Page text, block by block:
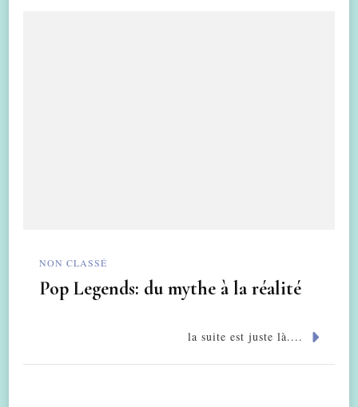
NON CLASSÉ
Pop Legends: du mythe à la réalité
la suite est juste là....